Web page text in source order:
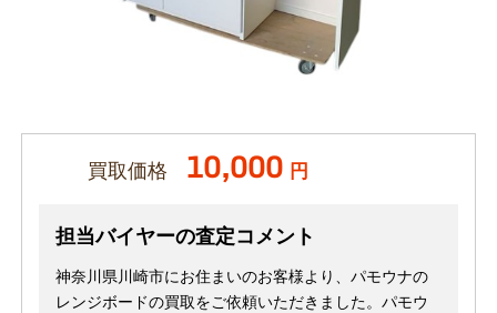
買取価格 10,000 円
担当バイヤーの査定コメント
神奈川県川崎市にお住まいのお客様より、パモウナの
レンジボードの買取をご依頼いただきました。パモウ